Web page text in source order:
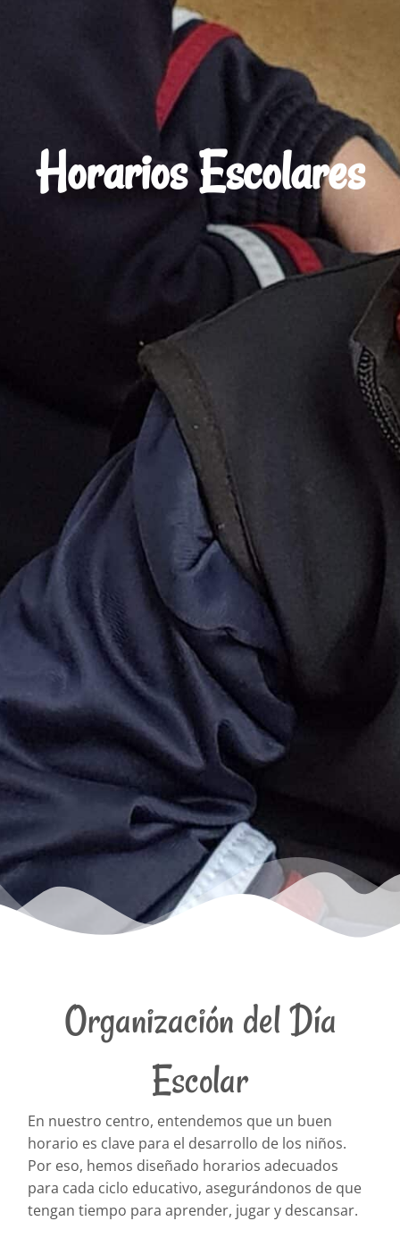
Horarios Escolares
Organización del Día
Escolar
En nuestro centro, entendemos que un buen
horario es clave para el desarrollo de los niños.
Por eso, hemos diseñado horarios adecuados
para cada ciclo educativo, asegurándonos de que
tengan tiempo para aprender, jugar y descansar.
- Contamos con un servicio de horario
ampliado desde las 7:30 hasta las 14:00 h.
Ver Más